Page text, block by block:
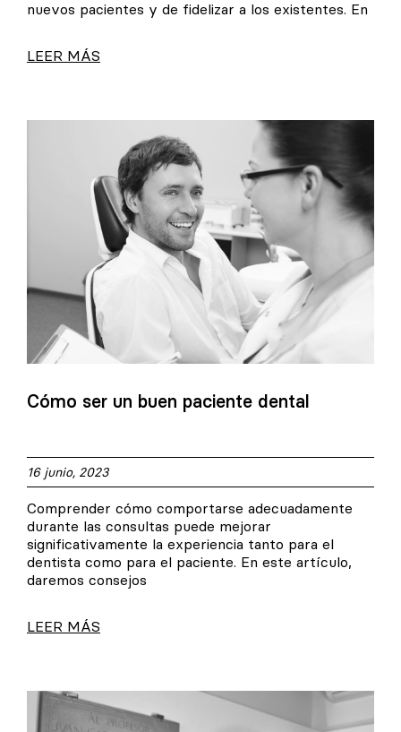
nuevos pacientes y de fidelizar a los existentes. En
LEER MÁS
Cómo ser un buen paciente dental
16 junio, 2023
Comprender cómo comportarse adecuadamente
durante las consultas puede mejorar
significativamente la experiencia tanto para el
dentista como para el paciente. En este artículo,
daremos consejos
LEER MÁS